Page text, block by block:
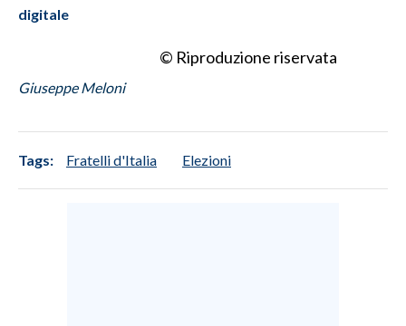
digitale
© Riproduzione riservata
Giuseppe Meloni
Tags: Fratelli d'Italia Elezioni